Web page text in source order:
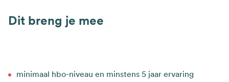
Dit breng je mee
minimaal hbo-niveau en minstens 5 jaar ervaring